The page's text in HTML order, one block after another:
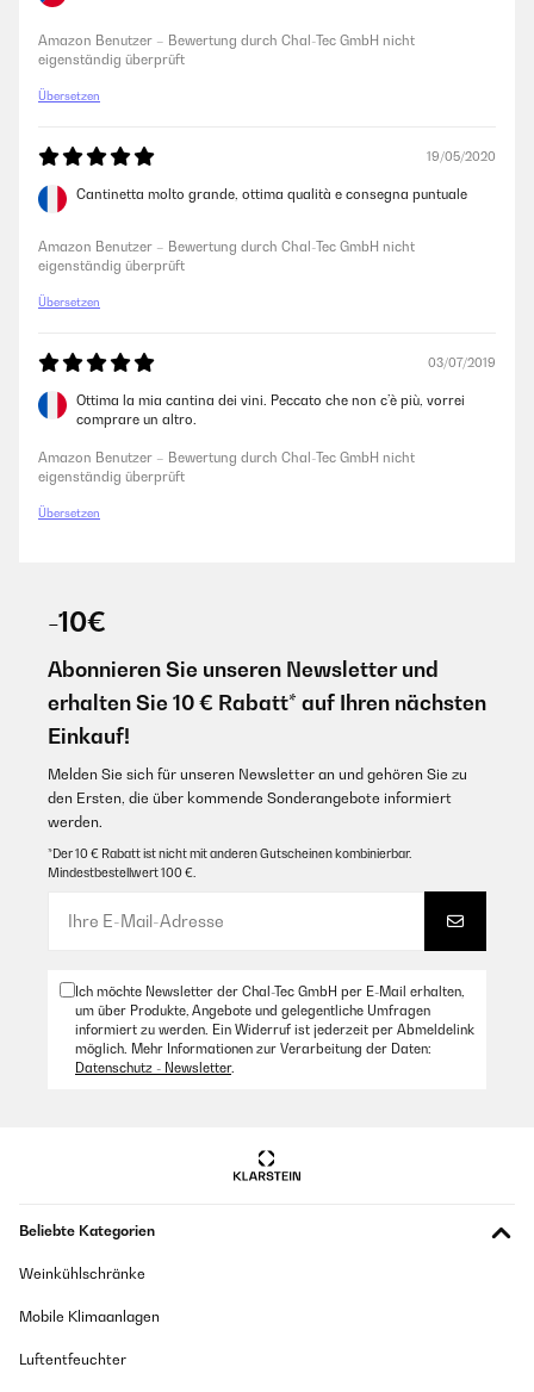
nur leider zu groß. Abholung hat unkompliziert geklappt. Vielen Dank.
Haben jetzt einen kleineren bestellt. Bereits angekommen. Alles gut.
Amazon Benutzer – Bewertung durch Chal-Tec GmbH nicht
Amazon Benutzer – Bewertung durch Chal-Tec GmbH nicht
eigenständig überprüft
Amazon Benutzer – Bewertung durch Chal-Tec GmbH nicht
eigenständig überprüft
06/03/2020
UND DAS BISHER ZUVERLÄSSIG - GUTES PRODUKT!!!
Amazon Benutzer – Bewertung durch Chal-Tec GmbH nicht
eigenständig überprüft
Amazon Benutzer – Bewertung durch Chal-Tec GmbH nicht
Wir haben den Kauf nicht bereut. Das Gerät ist leise und kühlt
hervorragend. Leider hat die Fa. Klarstein keinen Kundendienst, sie ist
da es keinen Kontakt zur Fa. Klarstein gibt.
absoluter Eyecatcher vor allem mit Beleuchteung
Amazon Benutzer – Bewertung durch Chal-Tec GmbH nicht
Amazon Benutzer – Bewertung durch Chal-Tec GmbH nicht
eigenständig überprüft
Übersetzen
19/05/2020
Cantinetta molto grande, ottima qualità e consegna puntuale
Amazon Benutzer – Bewertung durch Chal-Tec GmbH nicht
eigenständig überprüft
Übersetzen
03/07/2019
Ottima la mia cantina dei vini. Peccato che non c’è più, vorrei
comprare un altro.
Amazon Benutzer – Bewertung durch Chal-Tec GmbH nicht
eigenständig überprüft
Übersetzen
-10€
Abonnieren Sie unseren Newsletter und
erhalten Sie 10 € Rabatt* auf Ihren nächsten
Einkauf!
Melden Sie sich für unseren Newsletter an und gehören Sie zu
den Ersten, die über kommende Sonderangebote informiert
werden.
*Der 10 € Rabatt ist nicht mit anderen Gutscheinen kombinierbar.
Mindestbestellwert 100 €.
Ich möchte Newsletter der Chal-Tec GmbH per E-Mail erhalten,
um über Produkte, Angebote und gelegentliche Umfragen
informiert zu werden. Ein Widerruf ist jederzeit per Abmeldelink
möglich. Mehr Informationen zur Verarbeitung der Daten:
Datenschutz - Newsletter.
Beliebte Kategorien
Weinkühlschränke
Mobile Klimaanlagen
Luftentfeuchter